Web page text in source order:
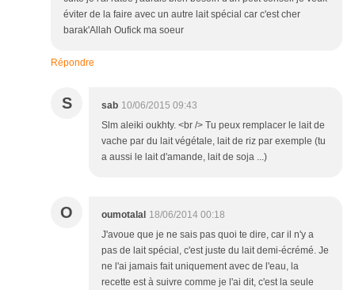
éviter de la faire avec un autre lait spécial car c'est cher
barak'Allah Oufick ma soeur
Répondre
S sab 10/06/2015 09:43
Slm aleiki oukhty. <br /> Tu peux remplacer le lait de
vache par du lait végétale, lait de riz par exemple (tu
a aussi le lait d'amande, lait de soja ...)
O oumotalal 18/06/2014 00:18
J'avoue que je ne sais pas quoi te dire, car il n'y a
pas de lait spécial, c'est juste du lait demi-écrémé. Je
ne l'ai jamais fait uniquement avec de l'eau, la
recette est à suivre comme je l'ai dit, c'est la seule